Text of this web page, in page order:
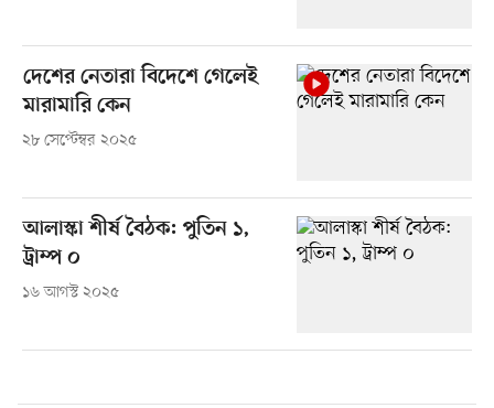
দেশের নেতারা বিদেশে গেলেই
মারামারি কেন
২৮ সেপ্টেম্বর ২০২৫
আলাস্কা শীর্ষ বৈঠক: পুতিন ১,
ট্রাম্প ০
১৬ আগস্ট ২০২৫